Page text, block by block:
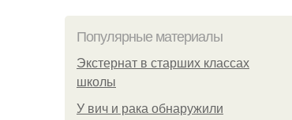
Популярные материалы
Экстернат в старших классах
школы
У вич и рака обнаружили